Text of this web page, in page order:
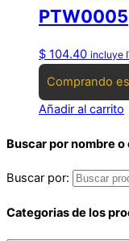
PTW0005
$ 104.40 incluye
Comprando
Añadir al carrito
Buscar por nombre o
Buscar por:
Categorias de los